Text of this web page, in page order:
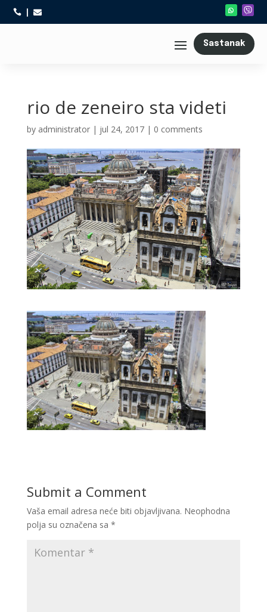
 
Sastanak
rio de zeneiro sta videti
by administrator| jul 24, 2017| 0 comments
Submit a Comment
Vaša email adresa neće biti objavljivana. Neophodna
polja su označena sa *